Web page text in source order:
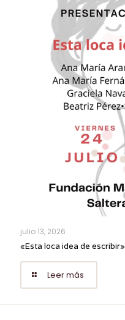
julio 13, 2026
«Esta loca idea de escribir»
Leer más